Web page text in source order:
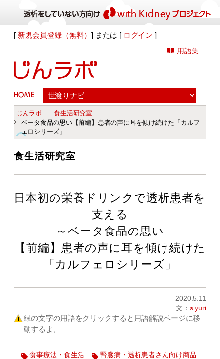
[ 新規会員登録（無料）] または [ ログイン ]
用語集
じんラボ
食生活研究室
ベータ食品の思い【前編】患者の声に耳を傾け続けた「カルフ
ェロシリーズ」
食生活研究室
日本初の栄養ドリンクで透析患者を
支える
～ベータ食品の思い
【前編】患者の声に耳を傾け続けた
「カルフェロシリーズ」
2020.5.11
文： s.yuri
緑の文字の用語をクリックすると用語解説ページに移
動するよ。
食事療法・食生活
腎臓病・透析患者さん向け商品